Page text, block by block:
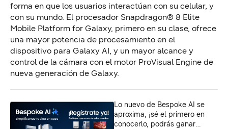
forma en que los usuarios interactúan con su celular, y
con su mundo. El procesador Snapdragon® 8 Elite
Mobile Platform for Galaxy, primero en su clase, ofrece
una mayor potencia de procesamiento en el
dispositivo para Galaxy AI y un mayor alcance y
control de la cámara con el motor ProVisual Engine de
nueva generación de Galaxy.
Lo nuevo de Bespoke AI se
aproxima, ¡sé el primero en
conocerlo, podrás ganar